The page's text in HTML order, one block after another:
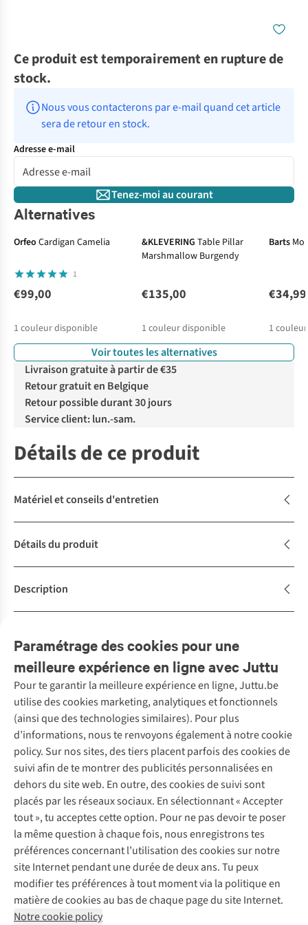
Ce produit est temporairement en rupture de
stock.
Nous vous contacterons par e-mail quand cet article
sera de retour en stock.
Adresse e-mail
Tenez-moi au courant
Alternatives
Orfeo Cardigan Camelia
1
€99,00
1 couleur disponible
&KLEVERING Table Pillar
Marshmallow Burgendy
€135,00
1 couleur disponible
Barts
€34,99
1
Voir toutes les alternatives
Livraison gratuite à partir de €35
Retour gratuit en Belgique
Retour possible durant 30 jours
Service client: lun.-sam.
Détails de ce produit
Matériel et conseils d'entretien
Détails du produit
Description
Paramétrage des cookies pour une
meilleure expérience en ligne avec Juttu
Pour te garantir la meilleure expérience en ligne, Juttu.be
utilise des cookies marketing, analytiques et fonctionnels
(ainsi que des technologies similaires). Pour plus
d’informations, nous te renvoyons également à notre cookie
policy. Sur nos sites, des tiers placent parfois des cookies de
suivi afin de te montrer des publicités personnalisées en
dehors du site web. En outre, des cookies de suivi sont
placés par les réseaux sociaux. En sélectionnant « Accepter
tout », tu acceptes cette option. Pour ne pas devoir te poser
la même question à chaque fois, nous enregistrons tes
préférences concernant l’utilisation des cookies sur notre
site Internet pendant une durée de deux ans. Tu peux
modifier tes préférences à tout moment via la politique en
matière de cookies au bas de chaque page du site Internet.
Notre cookie policy
Service client
Questions fréquentes
Commander
Payer
10 % réduction étudiants
Klarna : post-paiement
Livraison
Retourner
Rétractation d'une commande
Garantie
Contact
Nos services
Vintage - ReJUsed
Atelier de couture
Personal shopping
Boîte à vêtements
Événements / ateliers
Juttu
Qui sommes-nous ?
Juttu Friends
Inspiration
Travailler chez Juttu
Nos magasins
Le monde de Juttu
Entrepreneuriat responsable
Abonne-toi à la newsletter
Suivez-nous